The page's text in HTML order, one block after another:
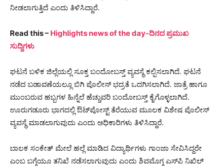
ನೀಡಲಾಗುತ್ತಿದೆ ಎಂದು ತಿಳಿಸಿದ್ದಾರೆ.
Read this – Highlights news of the day-ದಿನದ ಪ್ರಮುಖ
ಸುದ್ದಿಗಳು
ಘಟನೆ ಬಳಿಕ ಜಿಲ್ಲೆಯಲ್ಲಿ ಸೂಕ್ತ ಬಂದೋಬಸ್ತ್ ವ್ಯವಸ್ಥೆ ಕಲ್ಪಿಸಲಾಗಿದೆ. ಘಟನೆ
ನಡೆದ ಬಡಾವಣೆಯಲ್ಲೂ ಬಿಗಿ ಪೊಲೀಸ್ ಭದ್ರತೆ ಒದಗಿಸಲಾಗಿದೆ. ಜಾತ್ರೆ ಹಾಗೂ
ಮುಂಬರುವ ಹಬ್ಬಗಳ ಹಿನ್ನೆಲೆ ಹೆಚ್ಚುವರಿ ಬಂದೋಬಸ್ತ್ ಕೈಗೊಳ್ಳಲಾಗಿದೆ.
ಊರುಗಡೂರು ಭಾಗದಲ್ಲಿ ಔಟ್‌ಪೋಸ್ಟ್ ತೆರೆಯುವ ಮೂಲಕ ವಿಶೇಷ ಪೊಲೀಸ್
ವ್ಯವಸ್ಥೆ ಮಾಡಲಾಗುವುದು ಎಂದು ಅಧಿಕಾರಿಗಳು ತಿಳಿಸಿದ್ದಾರೆ.
ಬಾಲಕ ಸಂಕೇತ್ ಮೇಲೆ ಹಲ್ಲೆ ಮಾಡಿದ ವಿದ್ಯಾರ್ಥಿಗಳು ಗಾಂಜಾ ಸೇವಿಸಿದ್ದರೇ
ಎಂಬ ಬಗ್ಗೆಯೂ ತನಿಖೆ ನಡೆಸಲಾಗುವುದು ಎಂದು ಶಿವಮೊಗ್ಗ ಎಸ್‌ಪಿ ನಿಖಿಲ್